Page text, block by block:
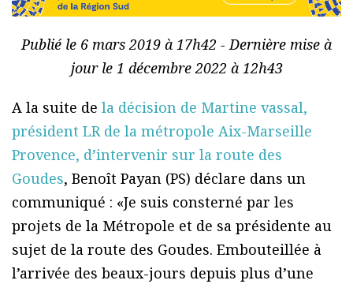
Publié le 6 mars 2019 à 17h42 - Dernière mise à
jour le 1 décembre 2022 à 12h43
A la suite de la décision de Martine vassal,
président LR de la métropole Aix-Marseille
Provence, d’intervenir sur la route des
Goudes, Benoît Payan (PS) déclare dans un
communiqué : «Je suis consterné par les
projets de la Métropole et de sa présidente au
sujet de la route des Goudes. Embouteillée à
l’arrivée des beaux-jours depuis plus d’une